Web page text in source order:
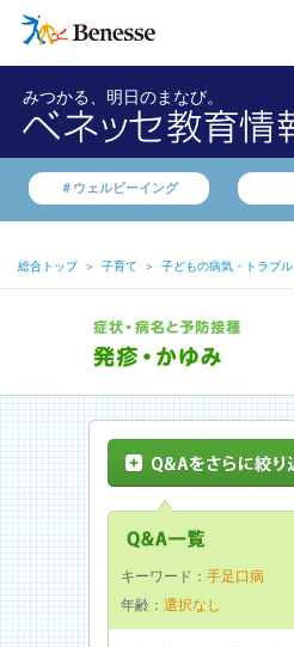
みつかる、明日のまなび。
＃ウェルビーイング
総合トップ ＞ 子育て ＞ 子どもの病気・トラブル
キーワード： 手足口病
年齢： 選択なし